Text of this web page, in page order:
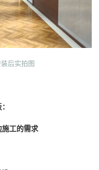
后实拍图
工的需求